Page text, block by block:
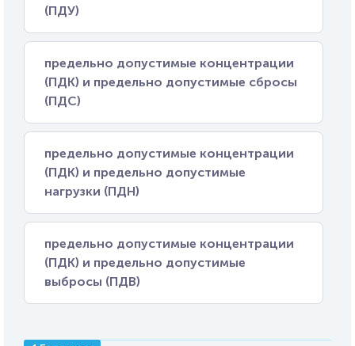
(ПДУ)
предельно допустимые концентрации
(ПДК) и предельно допустимые сбросы
(ПДС)
предельно допустимые концентрации
(ПДК) и предельно допустимые
нагрузки (ПДН)
предельно допустимые концентрации
(ПДК) и предельно допустимые
выбросы (ПДВ)